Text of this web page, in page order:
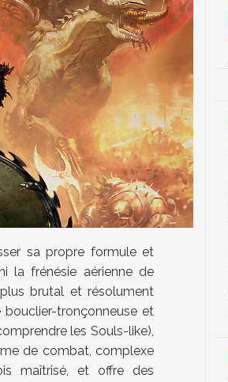
sa propre formule et
la frénésie aérienne de
brutal et résolument
tronçonneuse et
les Souls-like),
de combat, complexe
maîtrisé, et offre des